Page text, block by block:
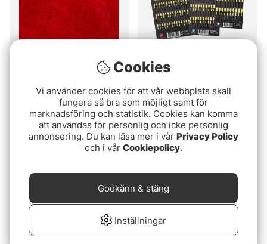
Professional JC Ark
Banana
85 kr 85 kr
Cookies
Vi använder cookies för att vår webbplats skall
fungera så bra som möjligt samt för
marknadsföring och statistik. Cookies kan komma
att användas för personlig och icke personlig
annonsering. Du kan läsa mer i vår Privacy Policy
och i vår Cookiepolicy.
Inställningar
Godkänn & stäng